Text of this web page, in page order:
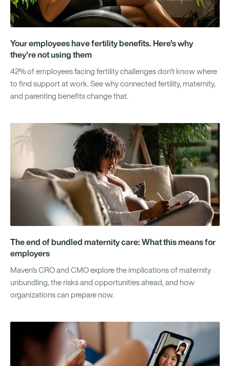
Your employees have fertility benefits. Here's why
they're not using them
42% of employees facing fertility challenges don't know where
to find support at work. See why connected fertility, maternity,
and parenting benefits change that.
The end of bundled maternity care: What this means for
employers
Maven's CRO and CMO explore the implications of maternity
unbundling, the risks and opportunities ahead, and how
organizations can prepare now.